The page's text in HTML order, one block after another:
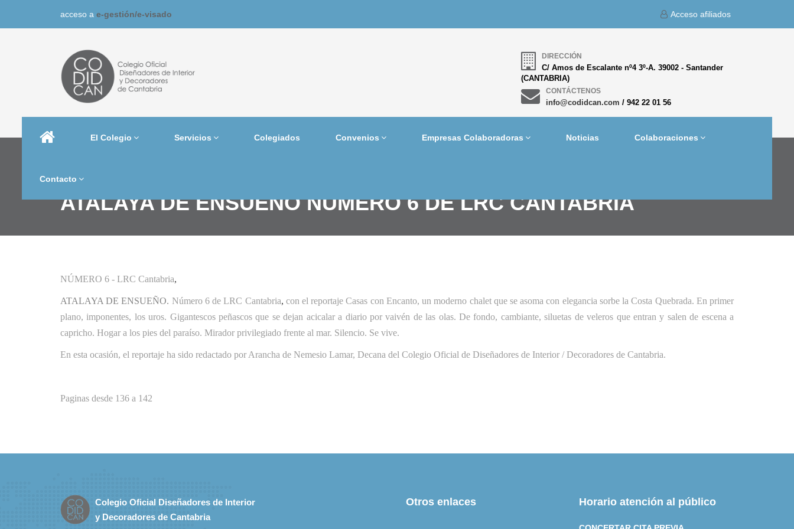
acceso a e-gestión/e-visado Acceso afiliados
DIRECCIÓN
C/ Amos de Escalante nº4 3º-A. 39002 - Santander
(CANTABRIA)
CONTÁCTENOS
info@codidcan.com / 942 22 01 56
El Colegio Servicios Colegiados Convenios Empresas Colaboradoras Noticias Colaboraciones
Contacto
ATALAYA DE ENSUEÑO NÚMERO 6 DE LRC CANTABRIA
NÚMERO 6 - LRC Cantabria,
ATALAYA DE ENSUEÑO. Número 6 de LRC Cantabria, con el reportaje Casas con Encanto, un moderno chalet que se asoma con elegancia sorbe la Costa Quebrada. En primer
plano, imponentes, los uros. Gigantescos peñascos que se dejan acicalar a diario por vaivén de las olas. De fondo, cambiante, siluetas de veleros que entran y salen de escena a
capricho. Hogar a los pies del paraíso. Mirador privilegiado frente al mar. Silencio. Se vive.
En esta ocasión, el reportaje ha sido redactado por Arancha de Nemesio Lamar, Decana del Colegio Oficial de Diseñadores de Interior / Decoradores de Cantabria.
Paginas desde 136 a 142
Colegio Oficial Diseñadores de Interior
y Decoradores de Cantabria
Otros enlaces Horario atención al público